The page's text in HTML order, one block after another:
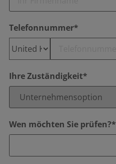
Telefonnummer*
Ihre Zuständigkeit*
Wen möchten Sie prüfen?*